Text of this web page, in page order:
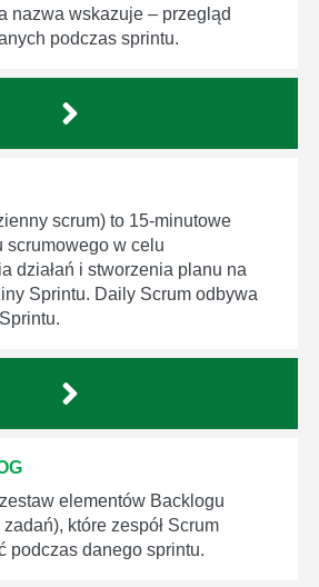
nazwa wskazuje – przegląd
podczas sprintu.
scrum) to 15-minutowe
scrumowego w celu
działań i stworzenia planu na
Sprintu. Daily Scrum odbywa
elementów Backlogu
które zespół Scrum
podczas danego sprintu.